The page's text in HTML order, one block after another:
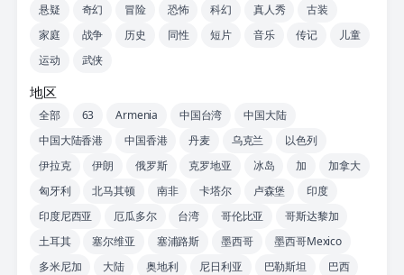
悬疑
奇幻 冒险 恐怖 科幻 真人秀
古装
家庭
战争 历史 同性 短片 音乐 传记
儿童
运动
武侠
地区
全部 63 Armenia 中国台湾
中国大陆
中国大陆香港
中国香港 丹麦 乌克兰
以色列
伊拉克
伊朗 俄罗斯 克罗地亚 冰岛 加
加拿大
匈牙利
北马其顿 南非 卡塔尔 卢森堡
印度
印度尼西亚
厄瓜多尔 台湾 哥伦比亚
哥斯达黎加
土耳其
塞尔维亚 塞浦路斯 墨西哥
墨西哥Mexico
多米尼加
大陆 奥地利 尼日利亚 巴勒斯坦
巴西